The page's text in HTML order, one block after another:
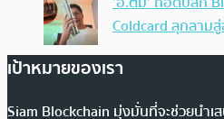
Coldcard ลุกลาม
เป้าหมายของเรา
Siam Blockchain มุ่งมั่นที่จะช่วยนำเ